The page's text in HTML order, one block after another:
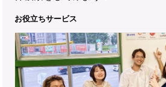
お役立ちサービス